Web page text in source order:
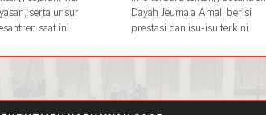
serta unsur
saat ini
Dayah Jeumala Amal, berisi
prestasi dan isu-isu terkini